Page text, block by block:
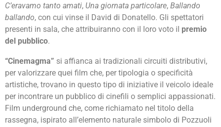
C’eravamo tanto amati, Una giornata particolare, Ballando
ballando, con cui vinse il David di Donatello. Gli spettatori
presenti in sala, che attribuiranno con il loro voto il premio
del pubblico.
“Cinemagma” si affianca ai tradizionali circuiti distributivi,
per valorizzare quei film che, per tipologia o specificità
artistiche, trovano in questo tipo di iniziative il veicolo ideale
per incontrare un pubblico di cinefili o semplici appassionati.
Film underground che, come richiamato nel titolo della
rassegna, ispirato all’elemento naturale simbolo di Pozzuoli